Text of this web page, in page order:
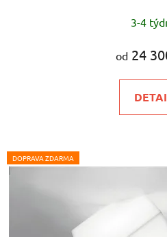
3-4
od 24
DOPRAVA ZDARMA